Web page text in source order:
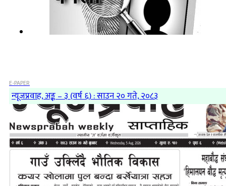
E-PAPER
न्यूजप्रवाह, अङ्क – ३ (वर्ष ६) : साउन २० गते, २०८३